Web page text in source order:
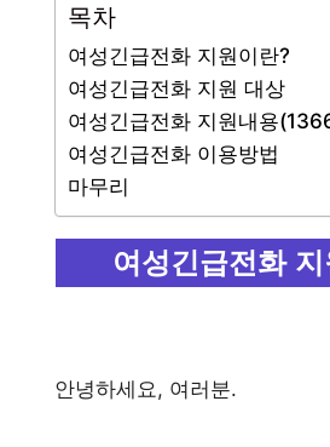
목차
여성긴급전화 지원이란?
여성긴급전화 지원 대상
여성긴급전화 지원내용
여성긴급전화 이용방법
마무리
여성긴급전화
안녕하세요, 여러분.